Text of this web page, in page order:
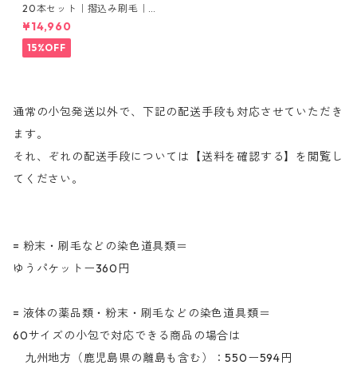
20本セット｜摺込み刷毛｜夏
毛（毛質が硬い）4分
¥14,960
15%OFF
通常の小包発送以外で、下記の配送手段も対応させていただき
ます。
それ、ぞれの配送手段については【送料を確認する】を閲覧し
てください。
= 粉末・刷毛などの染色道具類＝
ゆうパケットー360円
= 液体の薬品類・粉末・刷毛などの染色道具類＝
60サイズの小包で対応できる商品の場合は
九州地方（鹿児島県の離島も含む）：550ー594円